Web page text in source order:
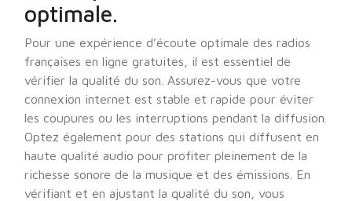
optimale.
Pour une expérience d’écoute optimale des radios
françaises en ligne gratuites, il est essentiel de
vérifier la qualité du son. Assurez-vous que votre
connexion internet est stable et rapide pour éviter
les coupures ou les interruptions pendant la diffusion.
Optez également pour des stations qui diffusent en
haute qualité audio pour profiter pleinement de la
richesse sonore de la musique et des émissions. En
vérifiant et en ajustant la qualité du son, vous